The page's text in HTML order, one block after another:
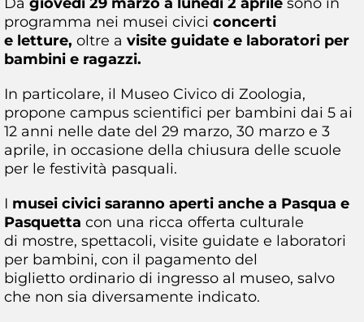
programma nei musei civici concerti
e letture, oltre a visite guidate e laboratori per
bambini e ragazzi.
In particolare, il Museo Civico di Zoologia,
propone campus scientifici per bambini dai 5 ai
12 anni nelle date del 29 marzo, 30 marzo e 3
aprile, in occasione della chiusura delle scuole
per le festività pasquali.
I musei civici saranno aperti anche a Pasqua e
Pasquetta con una ricca offerta culturale
di mostre, spettacoli, visite guidate e laboratori
per bambini, con il pagamento del
biglietto ordinario di ingresso al museo, salvo
che non sia diversamente indicato.